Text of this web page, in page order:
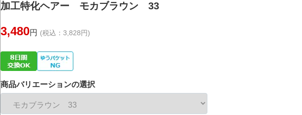
加工特化ヘアー モカブラウン 33
3,480円 (税込：3,828円)
商品バリエーションの選択